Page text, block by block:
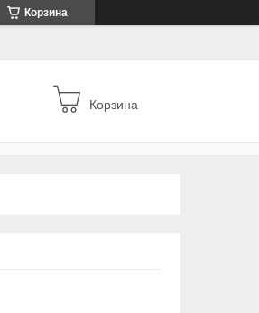
Корзина
Корзина